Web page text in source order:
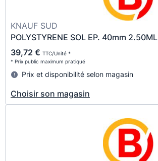
KNAUF SUD
POLYSTYRENE SOL EP. 40mm 2.50ML
39,72 € TTC/Unité *
* Prix public maximum pratiqué
Prix et disponibilité selon magasin
Choisir son magasin